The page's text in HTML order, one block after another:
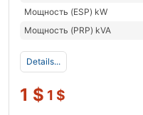
Мощность (ESP) kW
Мощность (PRP) kVA
Details...
1 $ 1 $